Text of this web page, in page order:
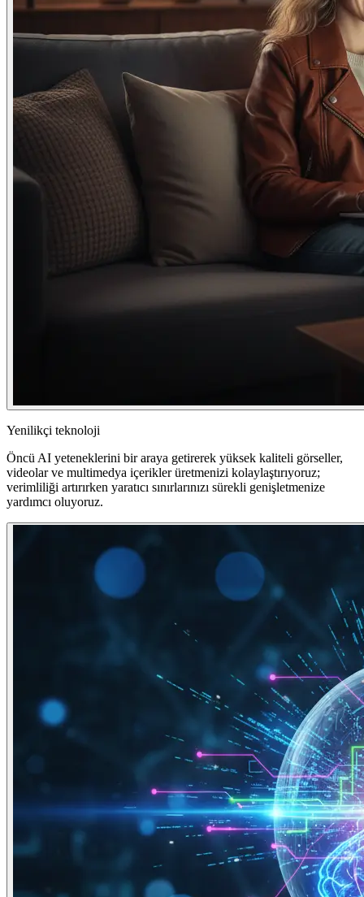
Yenilikçi teknoloji
Öncü AI yeteneklerini bir araya getirerek yüksek kaliteli görseller,
videolar ve multimedya içerikler üretmenizi kolaylaştırıyoruz;
verimliliği artırırken yaratıcı sınırlarınızı sürekli genişletmenize
yardımcı oluyoruz.